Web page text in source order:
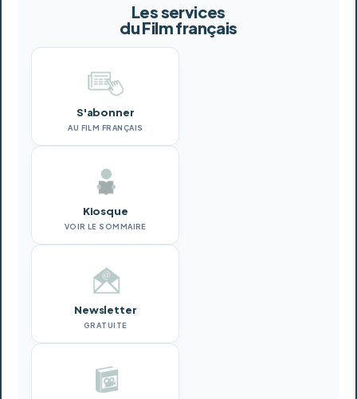
Les services
du Film français
S'abonner
AU FILM FRANÇAIS
Kiosque
VOIR LE SOMMAIRE
Newsletter
GRATUITE